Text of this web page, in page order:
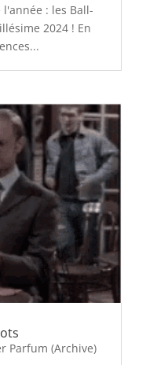
: les Ball-
2024 ! En
Parfum (Archive)